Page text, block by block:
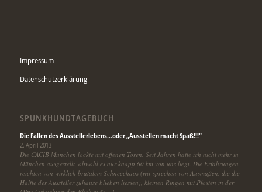
Impressum
Datenschutzerklärung
SPUNKHUNDTAGEBUCH
Die Fallen des Ausstellerlebens…oder „Ausstellen macht Spaß!!!“
2. April 2013
Die CACIB München lockte mit offenen Toren. Seit Jahren hatte ich nicht mehr in
München ausgestellt, obwohl es nur knapp 60 km von uns liegt. Die Erfahrungen
reichten von wirklich brutalem Schneechaos (wir sprechen von Ausmaßen, die die
Hälfte der Aussteller zuhause blieben liessen), kleinen Ringen mit Pfosten in der